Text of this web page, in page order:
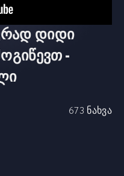
დიდი
-
673 ნახვა